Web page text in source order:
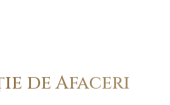
de Afaceri